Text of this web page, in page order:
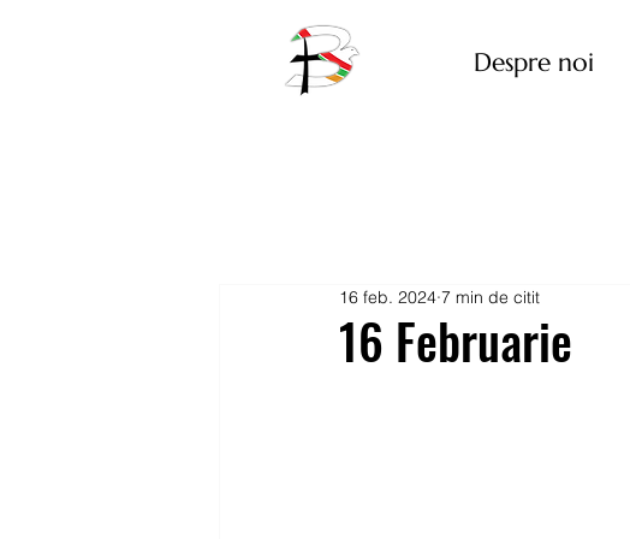
Despre noi
16 Februarie
16 feb. 2024 7 min de citit